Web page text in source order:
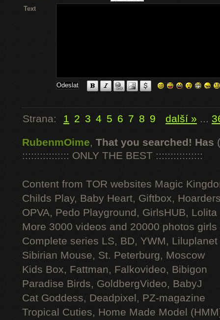
Text
Strana: 1 2 3 4 5 6 7 8 9 další » ...
RubenmOime, That you searched! Has
:::::::::::::::: ONLY THE BEST ::::::::::::::::
Content from TOR websites Magic
Childs Play, Baby Heart, Giftbox,
OPVA, Pedo Playground, GirlsHUB, Lolita
More 3000 videos and 20000 photos
Complete series LS, BD, YWM, Liluplanet
Sibirian Mouse, St. Peterburg, Moscow
Kids Box, Fattman, Falkovideo, Bibigon
Paradise Birds, GoldbergVideo, BabyJ
Cat Goddess, Deadpixel, PZ-magazine
Tropical Cuties, Home Made Model